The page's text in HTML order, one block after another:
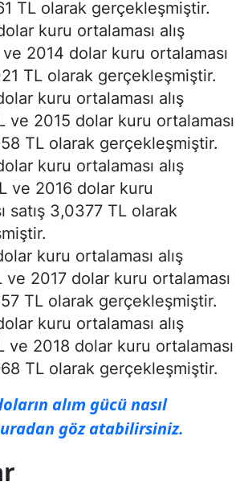
TL olarak gerçekleşmiştir.
kuru ortalaması alış
ve 2014 dolar kuru ortalaması
TL olarak gerçekleşmiştir.
kuru ortalaması alış
ve 2015 dolar kuru ortalaması
TL olarak gerçekleşmiştir.
kuru ortalaması alış
ve 2016 dolar kuru
satış 3,0377 TL olarak
kuru ortalaması alış
ve 2017 dolar kuru ortalaması
TL olarak gerçekleşmiştir.
kuru ortalaması alış
ve 2018 dolar kuru ortalaması
TL olarak gerçekleşmiştir.
alım gücü nasıl
göz atabilirsiniz.